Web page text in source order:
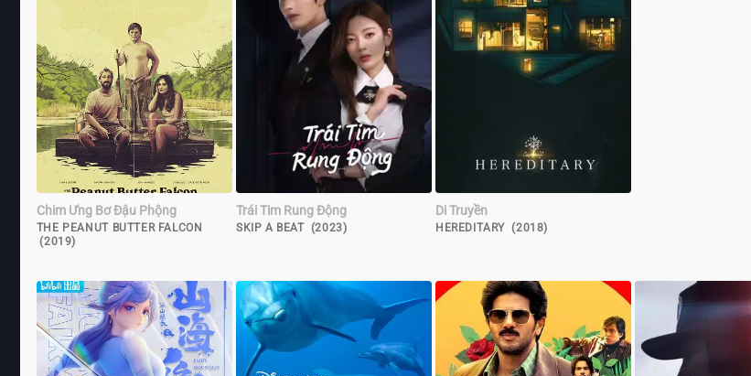
Chim Ưng Bơ Đậu Phộng
THE PEANUT BUTTER FALCON
(2019)
Trái Tim Rung Động
SKIP A BEAT (2023)
Di Truyền
HEREDITARY (2018)